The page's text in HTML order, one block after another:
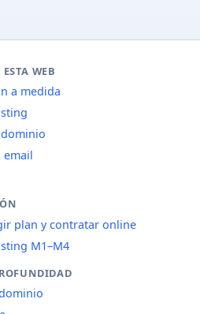
ESTA WEB
a medida
email
plan y contratar online
M1–M4